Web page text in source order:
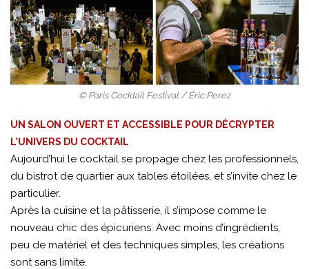
© Paris Cocktail Festival / Éric Perez
UN SALON OUVERT ET ACCESSIBLE POUR DÉCRYPTER
L’UNIVERS DU COCKTAIL
Aujourd’hui le cocktail se propage chez les professionnels,
du bistrot de quartier aux tables étoilées, et s’invite chez le
particulier.
Après la cuisine et la pâtisserie, il s’impose comme le
nouveau chic des épicuriens. Avec moins d’ingrédients,
peu de matériel et des techniques simples, les créations
sont sans limite.